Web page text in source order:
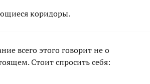
коридоры.
всего этого говорит не о
Стоит спросить себя: